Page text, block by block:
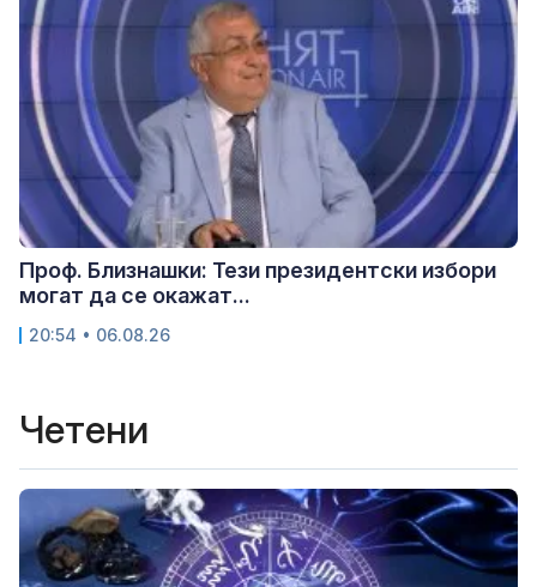
Проф. Близнашки: Тези президентски избори
могат да се окажат...
20:54 • 06.08.26
Четени